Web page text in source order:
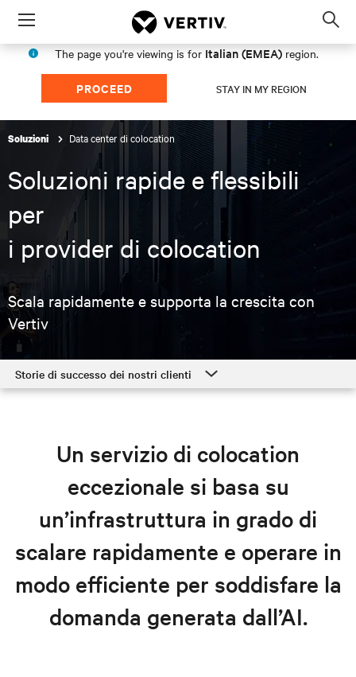
Menu
The page you're viewing is for Italian (EMEA) region.
PROCEED STAY IN MY REGION
Soluzioni Data center di colocation
Soluzioni rapide e flessibili
per
i provider di colocation
Scala rapidamente e supporta la crescita con
Vertiv
Storie di successo dei nostri clienti
Parla con un esperto di colocation
Un servizio di colocation
eccezionale si basa su
un’infrastruttura in grado di
scalare rapidamente e operare in
modo efficiente per soddisfare la
domanda generata dall’AI.